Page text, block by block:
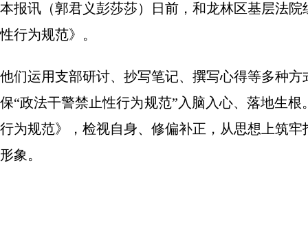
本报讯（郭君义彭莎莎）日前，和龙林区基层法
性行为规范》。
他们运用支部研讨、抄写笔记、撰写心得等多种
保“政法干警禁止性行为规范”入脑入心、落地生
行为规范》，检视自身、修偏补正，从思想上筑
形象。